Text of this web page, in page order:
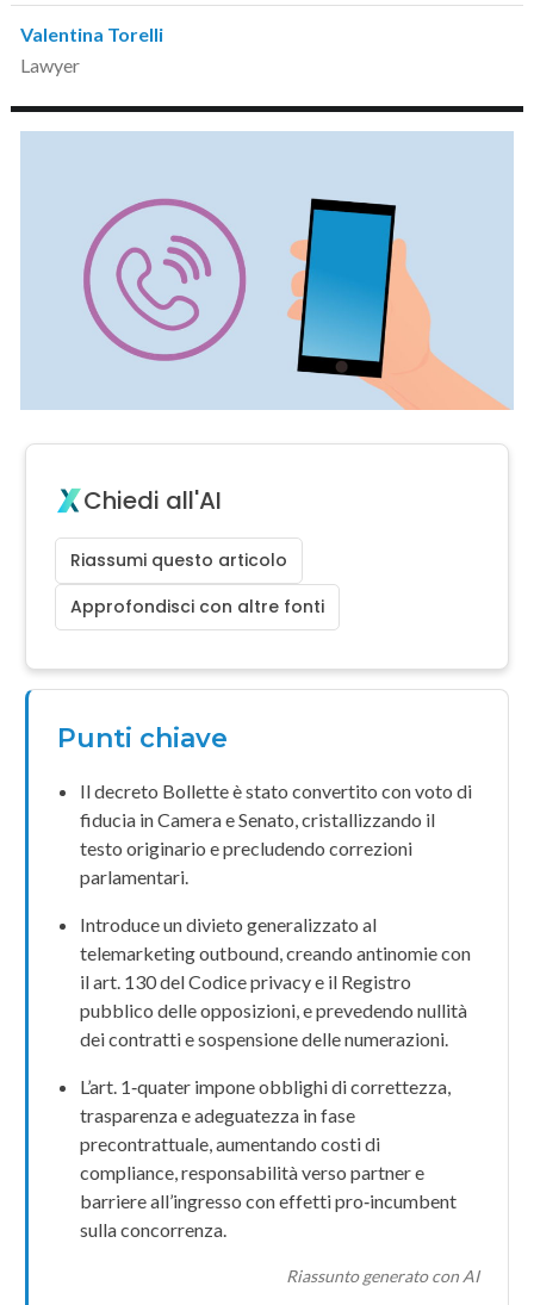
Valentina Torelli
Lawyer
Chiedi all'AI
Riassumi questo articolo
Approfondisci con altre fonti
Punti chiave
Ildecreto Bolletteè stato convertito con voto di
fiducia in Camera e Senato, cristallizzando il
testo originario e precludendo correzioni
parlamentari.
Introduce un divieto generalizzato al
telemarketingoutbound, creando antinomie con
ilart. 130 del Codice privacye il Registro
pubblico delle opposizioni, e prevedendonullità
dei contrattie sospensione delle numerazioni.
L’art. 1‑quater impone obblighi di correttezza,
trasparenza eadeguatezza in fase
precontrattuale, aumentando costi di
compliance, responsabilità verso partner e
barriere all’ingresso con effetti pro‑incumbent
sulla concorrenza.
Riassunto generato con AI